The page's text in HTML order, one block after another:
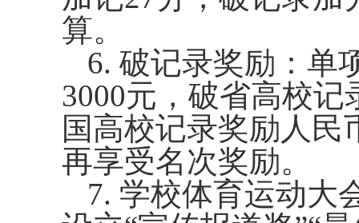
算。
6. 破记录奖励：单
3000元，破省高校记
国高校记录奖励人民
再享受名次奖励。
7. 学校体育运动大